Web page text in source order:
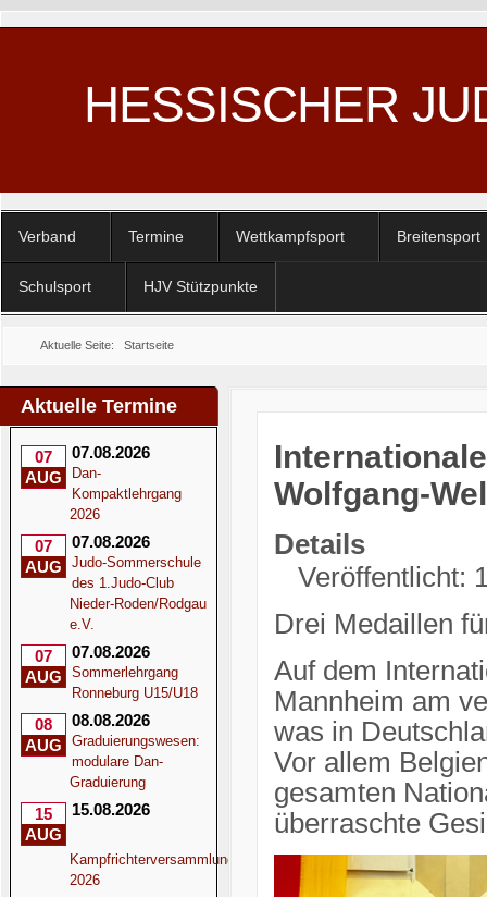
HESSISCHER
Verband Termine Wettkampfsport Breitensport
Schulsport HJV Stützpunkte
Aktuelle Seite: Startseite
Aktuelle Termine
07
AUG
07.08.2026
Dan-
Kompaktlehrgang
2026
07
AUG
07.08.2026
Judo-Sommerschule
des 1.Judo-Club
Nieder-Roden/Rodgau
e.V.
07
AUG
07.08.2026
Sommerlehrgang
Ronneburg U15/U18
08
AUG
08.08.2026
Graduierungswesen:
modulare Dan-
Graduierung
15
AUG
15.08.2026
Kampfrichterversammlung
2026
Wolfgang-
Details
Veröffentlicht:
Drei Medaillen
Auf dem
Mannheim am
was in
Vor allem
gesamten
überraschte